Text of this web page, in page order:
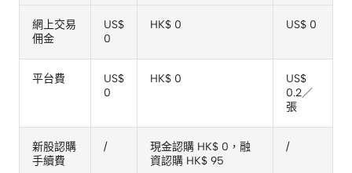
網上交易
佣金
US$
0
HK$ 0 US$ 0
平台費
US$
0
HK$ 0
US$
0.2／
張
新股認購
手續費
/
現金認購 HK$ 0，融
資認購 HK$ 95
/